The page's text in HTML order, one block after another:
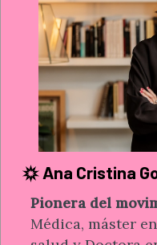
Ana Cristina
Pionera del
Médica, máster